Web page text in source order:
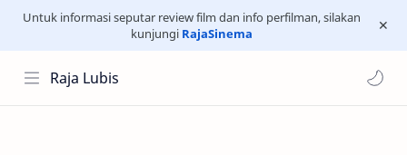
Untuk informasi seputar review film dan info perfilman, silakan
kunjungi RajaSinema
Raja Lubis